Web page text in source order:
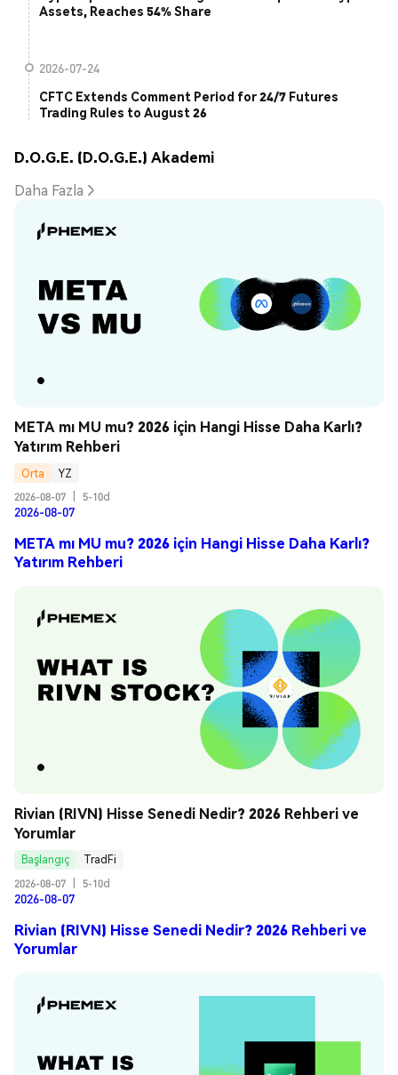
Assets, Reaches 54% Share
2026-07-24
CFTC Extends Comment Period for 24/7 Futures
Trading Rules to August 26
D.O.G.E. (D.O.G.E.) Akademi
Daha Fazla
META mı MU mu? 2026 için Hangi Hisse Daha Karlı?
Yatırım Rehberi
Orta
YZ
2026-08-07
5-10d
2026-08-07
META mı MU mu? 2026 için Hangi Hisse Daha Karlı?
Yatırım Rehberi
Rivian (RIVN) Hisse Senedi Nedir? 2026 Rehberi ve
Yorumlar
Başlangıç
TradFi
2026-08-07
5-10d
2026-08-07
Rivian (RIVN) Hisse Senedi Nedir? 2026 Rehberi ve
Yorumlar